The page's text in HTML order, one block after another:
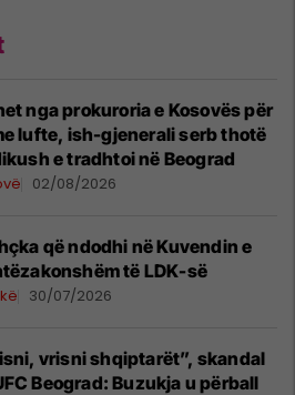
nga prokuroria e Kosovës për
lufte, ish-gjenerali serb thotë
e tradhtoi në Beograd
02/08/2026
që ndodhi në Kuvendin e
të LDK-së
30/07/2026
vrisni shqiptarët”, skandal
Beograd: Buzukja u përball